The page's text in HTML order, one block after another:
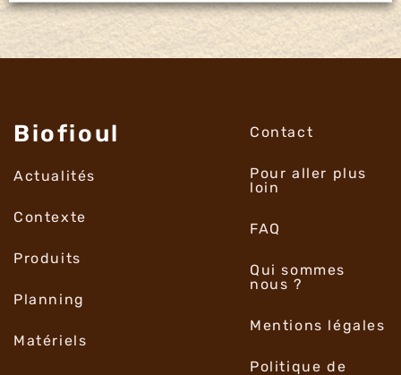
Biofioul
Actualités
Contexte
Produits
Planning
Matériels
Contact
Pour aller plus
loin
FAQ
Qui sommes
nous ?
Mentions légales
Politique de